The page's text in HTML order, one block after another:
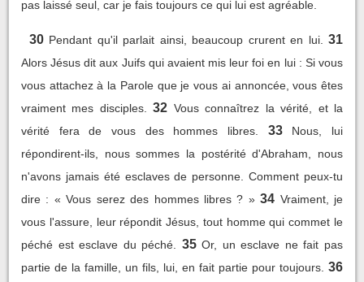
pas laissé seul, car je fais toujours ce qui lui est agréable.
30 Pendant qu'il parlait ainsi, beaucoup crurent en lui. 31
Alors Jésus dit aux Juifs qui avaient mis leur foi en lui : Si vous
vous attachez à la Parole que je vous ai annoncée, vous êtes
vraiment mes disciples.
32 Vous connaîtrez la vérité, et la
vérité fera de vous des hommes libres.
33
Nous, lui
répondirent-ils, nous sommes la postérité d'Abraham, nous
n'avons jamais été esclaves de personne. Comment peux-tu
dire : « Vous serez des hommes libres ? » 34 Vraiment, je
vous l'assure, leur répondit Jésus, tout homme qui commet le
péché est esclave du péché.
35 Or, un esclave ne fait pas
partie de la famille, un fils, lui, en fait partie pour toujours. 36